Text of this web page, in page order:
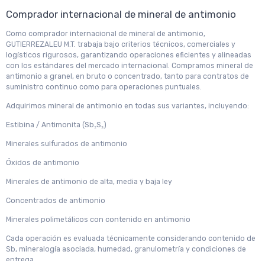
Comprador internacional de mineral de antimonio
Como comprador internacional de mineral de antimonio,
GUTIERREZALEU M.T. trabaja bajo criterios técnicos, comerciales y
logísticos rigurosos, garantizando operaciones eficientes y alineadas
con los estándares del mercado internacional. Compramos mineral de
antimonio a granel, en bruto o concentrado, tanto para contratos de
suministro continuo como para operaciones puntuales.
Adquirimos mineral de antimonio en todas sus variantes, incluyendo:
Estibina / Antimonita (Sb₂S₃)
Minerales sulfurados de antimonio
Óxidos de antimonio
Minerales de antimonio de alta, media y baja ley
Concentrados de antimonio
Minerales polimetálicos con contenido en antimonio
Cada operación es evaluada técnicamente considerando contenido de
Sb, mineralogía asociada, humedad, granulometría y condiciones de